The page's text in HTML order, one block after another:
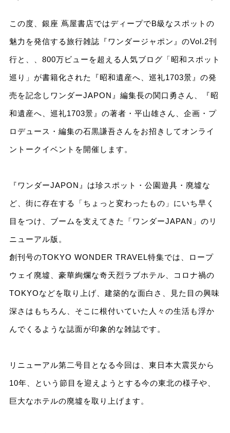
この度、銀座 蔦屋書店ではディープでB級なスポットの
魅力を発信する旅行雑誌『ワンダージャポン』のVol.2刊
行と、、800万ビューを超える人気ブログ「昭和スポット
巡り」が書籍化された『昭和遺産へ、巡礼1703景』の発
売を記念しワンダーJAPON』編集長の関口勇さん、『昭
和遺産へ、巡礼1703景』の著者・平山雄さん、企画・プ
ロデュース・編集の石黒謙吾さんをお招きしてオンライ
ントークイベントを開催します。
『ワンダーJAPON』は珍スポット・公園遊具・廃墟な
ど、街に存在する「ちょっと変わったもの」にいち早く
目をつけ、ブームを支えてきた「ワンダーJAPAN」のリ
ニューアル版。
創刊号のTOKYO WONDER TRAVEL特集では、ロープ
ウェイ廃墟、豪華絢爛な奇天烈ラブホテル、コロナ禍の
TOKYOなどを取り上げ、建築的な面白さ、見た目の興味
深さはもちろん、そこに根付いていた人々の生活も浮か
んでくるような誌面が印象的な雑誌です。
リニューアル第二号目となる今回は、東日本大震災から
10年、という節目を迎えようとする今の東北の様子や、
巨大なホテルの廃墟を取り上げます。